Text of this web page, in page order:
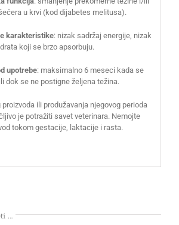
u krvi (kod dijabetes melitusa).
karakteristike: nizak sadržaj energije, nizak
koji se brzo apsorbuju.
upotrebe: maksimalno 6 meseci kada se
dok se ne postigne željena težina.
proizvoda ili produžavanja njegovog perioda
je potražiti savet veterinara. Nemojte
tokom gestacije, laktacije i rasta.
…